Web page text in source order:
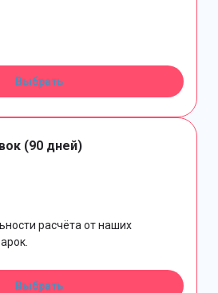
Выбрать
(90 дней)
расчёта от наших
Выбрать